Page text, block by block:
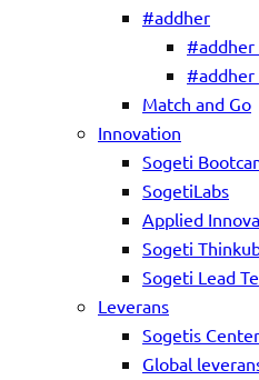
#addher
#addher
#addher
Match and Go
Innovation
Sogeti
SogetiLabs
Applied
Sogeti
Sogeti Lead
Leverans
Sogetis Center
Global